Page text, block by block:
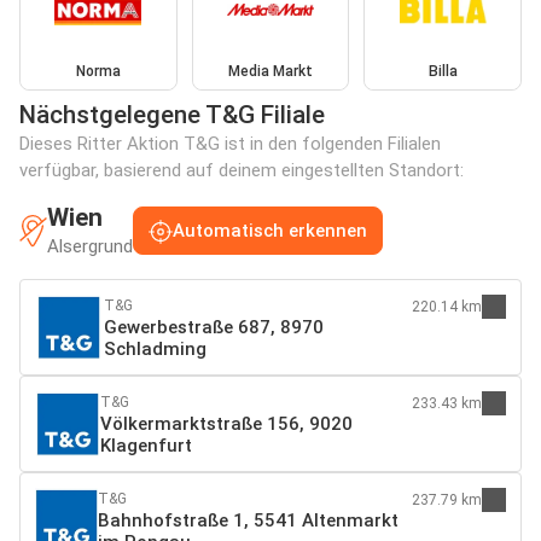
Norma Media Markt Billa
Nächstgelegene T&G Filiale
Dieses Ritter Aktion T&G ist in den folgenden Filialen
verfügbar, basierend auf deinem eingestellten Standort:
Wien
Alsergrund
Automatisch erkennen
T&G
Gewerbestraße 687, 8970
Schladming
220.14 km
T&G
Völkermarktstraße 156, 9020
Klagenfurt
233.43 km
T&G
Bahnhofstraße 1, 5541 Altenmarkt
237.79 km